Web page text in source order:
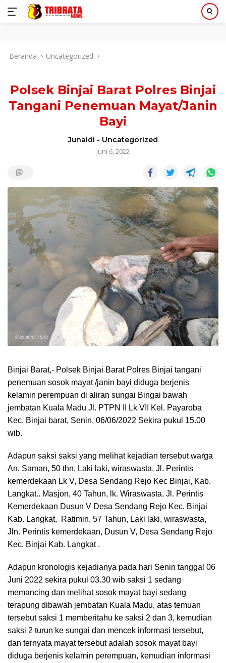
Beranda Uncategorized
Polsek Binjai Barat Polres Binjai
Tangani Penemuan Mayat/Janin
Bayi
Junaidi - Uncategorized
Juni 6, 2022
Binjai Barat,- Polsek Binjai Barat Polres Binjai tangani
penemuan sosok mayat /janin bayi diduga berjenis
kelamin perempuan di aliran sungai Bingai bawah
jembatan Kuala Madu Jl. PTPN II Lk VII Kel. Payaroba
Kec. Binjai barat, Senin, 06/06/2022 Sekira pukul 15.00
wib.
Adapun saksi saksi yang melihat kejadian tersebut warga
An. Saman, 50 thn, Laki laki, wiraswasta, Jl. Perintis
kemerdekaan Lk V, Desa Sendang Rejo Kec Binjai, Kab.
Langkat.. Masjon, 40 Tahun, lk. Wiraswasta, Jl. Perintis
Kemerdekaan Dusun V Desa Sendang Rejo Kec. Binjai
Kab. Langkat, Ratimin, 57 Tahun, Laki laki, wiraswasta,
Jln. Perintis kemerdekaan, Dusun V, Desa Sendang Rejo
Kec. Binjai Kab. Langkat .
Adapun kronologis kejadianya pada hari Senin tanggal 06
Juni 2022 sekira pukul 03.30 wib saksi 1 sedang
memancing dan melihat sosok mayat bayi sedang
terapung dibawah jembatan Kuala Madu, atas temuan
tersebut saksi 1 memberitahu ke saksi 2 dan 3, kemudian
saksi 2 turun ke sungai dan mencek informasi tersebut,
dan ternyata mayat tersebut adalah sosok mayat bayi
diduga berjenis kelamin perempuan, kemudian informasi